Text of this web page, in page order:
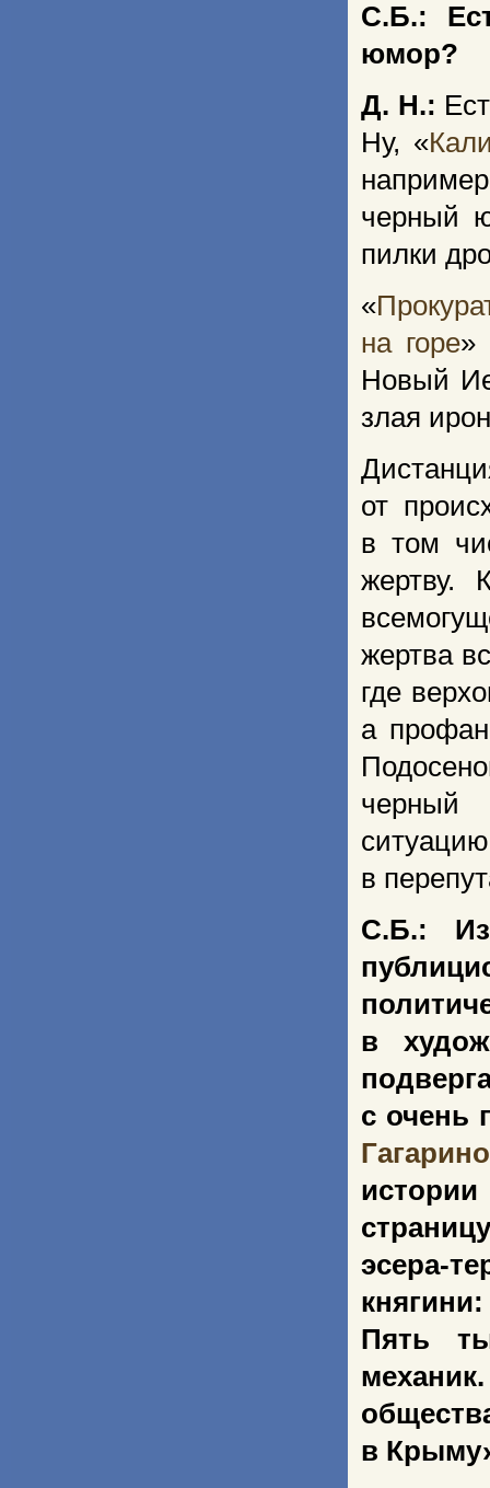
С.Б.:
юмор?
Д. Н.:
Ну, «
черный
пилки
«
на горе»
Новый
злая
от
в том
жертву.
жертва
где
а
черный
в
С.Б.: Из
в
с очень
эсера-
Пять
в